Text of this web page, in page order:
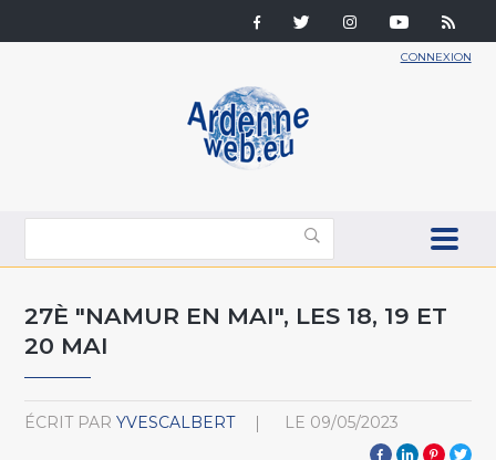
CONNEXION
27È "NAMUR EN MAI", LES 18, 19 ET
20 MAI
ÉCRIT PAR YVESCALBERT LE 09/05/2023